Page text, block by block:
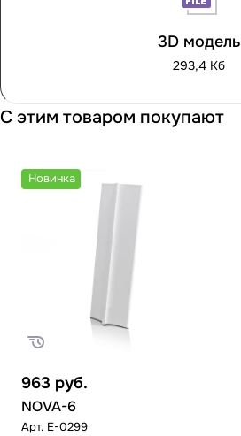
3D модель
293,4 Кб
С этим товаром покупают
Новинка
963 руб.
NOVA-6
Арт. E-0299